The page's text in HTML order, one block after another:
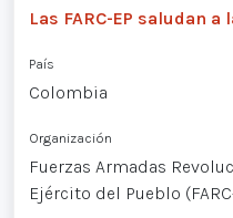
Las FARC-EP saludan
País
Colombia
Organización
Fuerzas Armadas
Ejército del Pueblo